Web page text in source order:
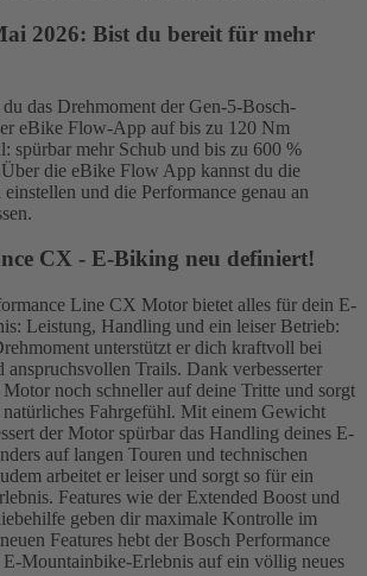
2026: Bist du bereit für mehr
das Drehmoment der Gen-5-Bosch-
eBike Flow-App auf bis zu 120 Nm
spürbar mehr Schub und bis zu 600 %
die eBike Flow App kannst du die
und die Performance genau an
CX - E-Biking neu definiert!
Line CX Motor bietet alles für dein E-
Leistung, Handling und ein leiser Betrieb:
unterstützt er dich kraftvoll bei
anspruchsvollen Trails. Dank verbesserter
noch schneller auf deine Tritte und sorgt
Fahrgefühl. Mit einem Gewicht
der Motor spürbar das Handling deines E-
auf langen Touren und technischen
arbeitet er leiser und sorgt so für ein
Features wie der Extended Boost und
geben dir maximale Kontrolle im
Features hebt der Bosch Performance
Mountainbike-Erlebnis auf ein völlig neues